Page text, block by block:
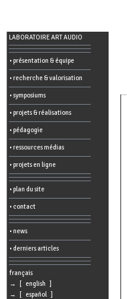
LABORATOIRE ART AUDIO
• présentation & équipe
• recherche & valorisation
• symposiums
• projets & réalisations
• pédagogie
• ressources médias
• projets en ligne
• plan du site
• contact
• news
• derniers articles
français
→ [ english ]
→ [ español ]
Menu
-
Admin
Recent
changes
Article:
Edit
Wiki
History
Créer
une
page
Admin
Other:
all
pages
Erase
cookies
Search: